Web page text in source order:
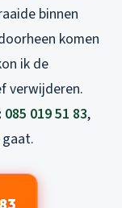
binnen
komen
ik de
verwijderen.
085 019 51 83,